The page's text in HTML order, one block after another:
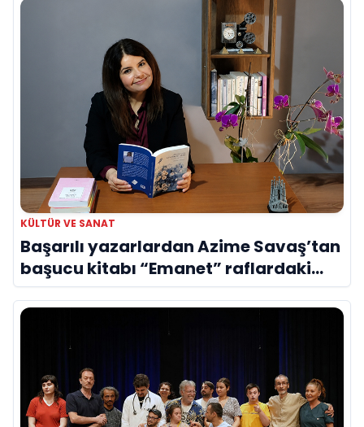
KÜLTÜR VE SANAT
Başarılı yazarlardan Azime Savaş’tan
başucu kitabı “Emanet” raflardaki
yerini aldı